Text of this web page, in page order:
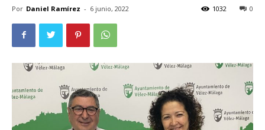
Por Daniel Ramírez - 6 junio, 2022 0
1032